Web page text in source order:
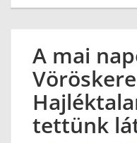
A mai
tettünk